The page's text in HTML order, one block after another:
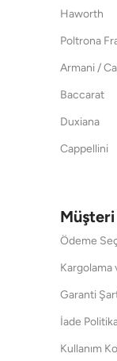
Haworth
Poltrona
Armani /
Baccarat
Duxiana
Cappellini
Ödeme
Kargolama
Garanti
İade
Kullanım